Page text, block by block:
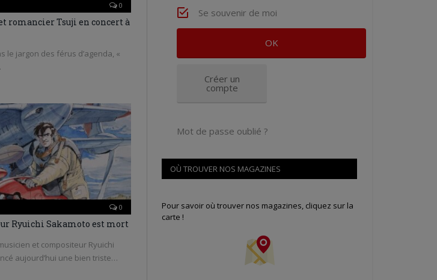
0
romancier Tsuji en concert à
le jargon des férus d’agenda, «
0
Ryuichi Sakamoto est mort
et compositeur Ryuichi
aujourd’hui une bien triste…
Se souvenir de moi
Créer un
compte
Mot de passe oublié ?
OÙ TROUVER NOS MAGAZINES
Pour savoir où trouver nos magazines, cliquez sur la
carte !